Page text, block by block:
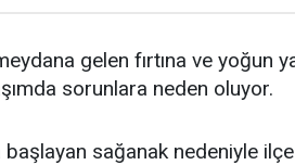
gelen fırtına ve yoğun
sorunlara neden oluyor.
sağanak nedeniyle